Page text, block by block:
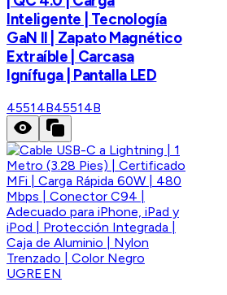
Inteligente | Tecnología
GaN II | Zapato Magnético
Extraíble | Carcasa
Ignífuga | Pantalla LED
45514B45514B
UGREEN